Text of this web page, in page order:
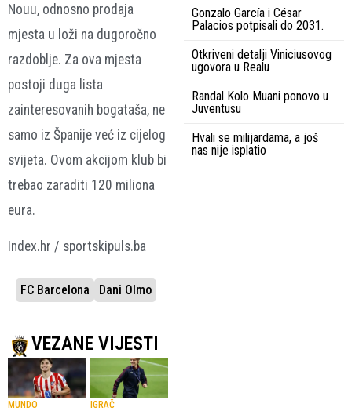
Nouu, odnosno prodaja
mjesta u loži na dugoročno
razdoblje. Za ova mjesta
postoji duga lista
zainteresovanih bogataša, ne
samo iz Španije već iz cijelog
svijeta. Ovom akcijom klub bi
trebao zaraditi 120 miliona
eura.
Index.hr / sportskipuls.ba
FC Barcelona Dani Olmo
VEZANE VIJESTI
MUNDO IGRAČ
Gonzalo García i César
Palacios potpisali do 2031.
Otkriveni detalji Viniciusovog
ugovora u Realu
Randal Kolo Muani ponovo u
Juventusu
Hvali se milijardama, a još
nas nije isplatio